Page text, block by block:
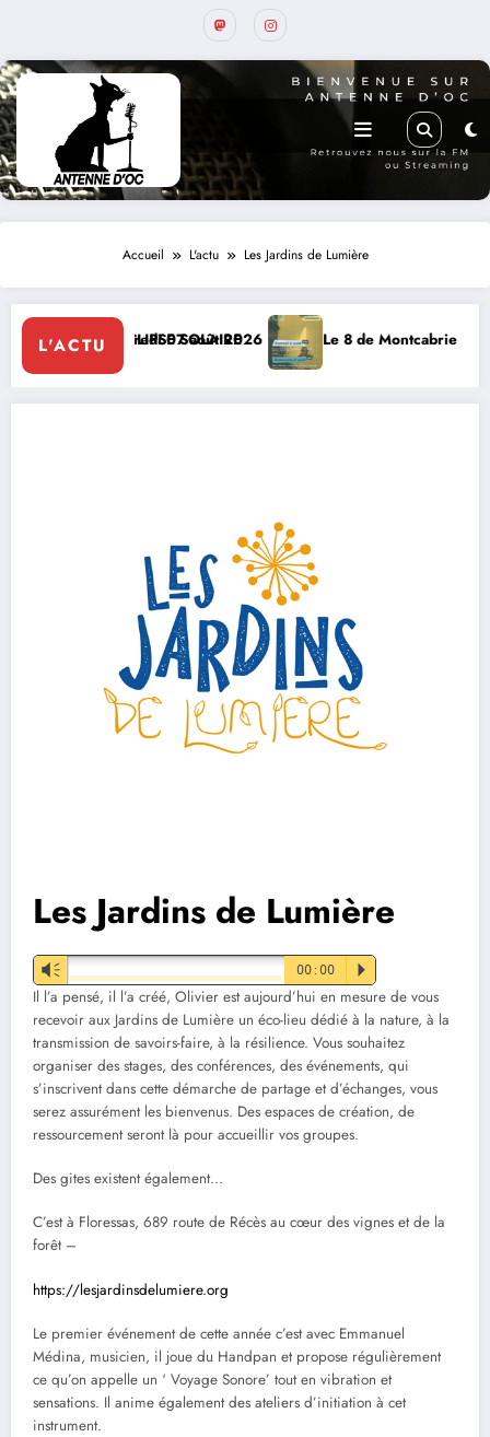
Accueil L'actu Les Jardins de Lumière
L'ACTU
07 août 2026
SOLAIRE Le 8 de Montcabrier : Festival de musique
Les Jardins de Lumière
Vm 00:00 P
Il l’a pensé, il l’a créé, Olivier est aujourd’hui en mesure de vous
recevoir aux Jardins de Lumière un éco-lieu dédié à la nature, à la
transmission de savoirs-faire, à la résilience. Vous souhaitez
organiser des stages, des conférences, des événements, qui
s’inscrivent dans cette démarche de partage et d’échanges, vous
serez assurément les bienvenus. Des espaces de création, de
ressourcement seront là pour accueillir vos groupes.
Des gites existent également…
C’est à Floressas, 689 route de Récès au cœur des vignes et de la
forêt –
https://lesjardinsdelumiere.org
Le premier événement de cette année c’est avec Emmanuel
Médina, musicien, il joue du Handpan et propose régulièrement
ce qu’on appelle un ‘ Voyage Sonore’ tout en vibration et
sensations. Il anime également des ateliers d’initiation à cet
instrument.